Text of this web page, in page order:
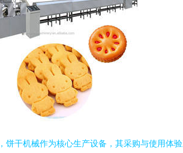
饼干机械作为核心生产设备，其采购与使用体